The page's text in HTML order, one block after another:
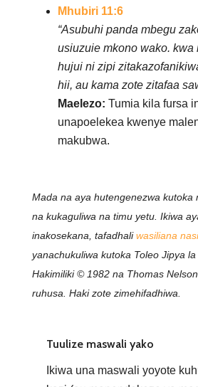
Mhubiri 11:6
“Asubuhi panda mbegu
usiuzuie mkono wako. kwa
hujui ni zipi
hii, au kama zote zitafaa
Maelezo: Tumia kila fursa
unapoelekea kwenye
makubwa.
Mada na aya hutengenezwa kutoka
na kukaguliwa na timu yetu. Ikiwa
inakosekana, tafadhaliwasiliana nasi
yanachukuliwa kutoka Toleo Jipya
Hakimiliki © 1982 na Thomas
ruhusa. Haki zote zimehifadhiwa.
Tuulize maswali yako
Ikiwa una maswali yoyote